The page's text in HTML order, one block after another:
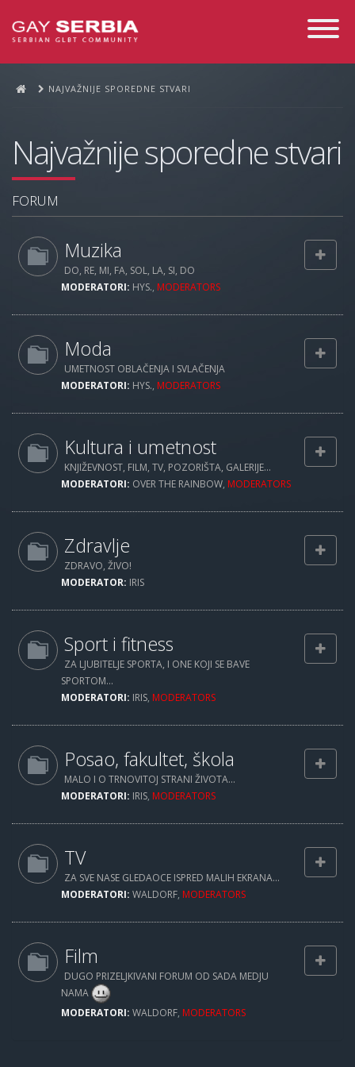
Toggle
NAJVAŽNIJE SPOREDNE STVARI
Najvažnije sporedne stvari
FORUM
Muzika
DO, RE, MI, FA, SOL, LA, SI, DO
MODERATORI: HYS., MODERATORS
Moda
UMETNOST OBLAČENJA I SVLAČENJA
MODERATORI: HYS., MODERATORS
Kultura i umetnost
KNJIŽEVNOST, FILM, TV, POZORIŠTA, GALERIJE...
MODERATORI: OVER THE RAINBOW, MODERATORS
Zdravlje
ZDRAVO, ŽIVO!
MODERATOR: IRIS
Sport i fitness
ZA LJUBITELJE SPORTA, I ONE KOJI SE BAVE
SPORTOM...
MODERATORI: IRIS, MODERATORS
Posao, fakultet, škola
MALO I O TRNOVITOJ STRANI ŽIVOTA...
MODERATORI: IRIS, MODERATORS
TV
ZA SVE NASE GLEDAOCE ISPRED MALIH EKRANA...
MODERATORI: WALDORF, MODERATORS
Film
DUGO PRIZELJKIVANI FORUM OD SADA MEDJU
NAMA
MODERATORI: WALDORF, MODERATORS